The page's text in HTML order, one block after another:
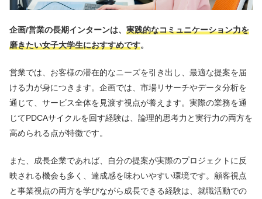
企画/営業の長期インターンは、 実践的なコミュニケーション力を
磨きたい女子大学生におすすめです。
営業では、お客様の潜在的なニーズを引き出し、最適な提案を届
ける力が身につきます。企画では、市場リサーチやデータ分析を
通じて、サービス全体を見渡す視点が養えます。実際の業務を通
じてPDCAサイクルを回す経験は、論理的思考力と実行力の両方を
高められる点が特徴です。
また、成長企業であれば、自分の提案が実際のプロジェクトに反
映される機会も多く、達成感を味わいやすい環境です。顧客視点
と事業視点の両方を学びながら成長できる経験は、就職活動での